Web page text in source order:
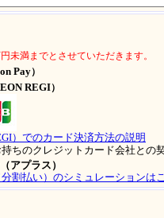
未満までとさせていただきます。
Pay）
REGI）
）でのカード決済方法の説明
ちのクレジットカード会社との
アプラス）
割払い）のシミュレーションは